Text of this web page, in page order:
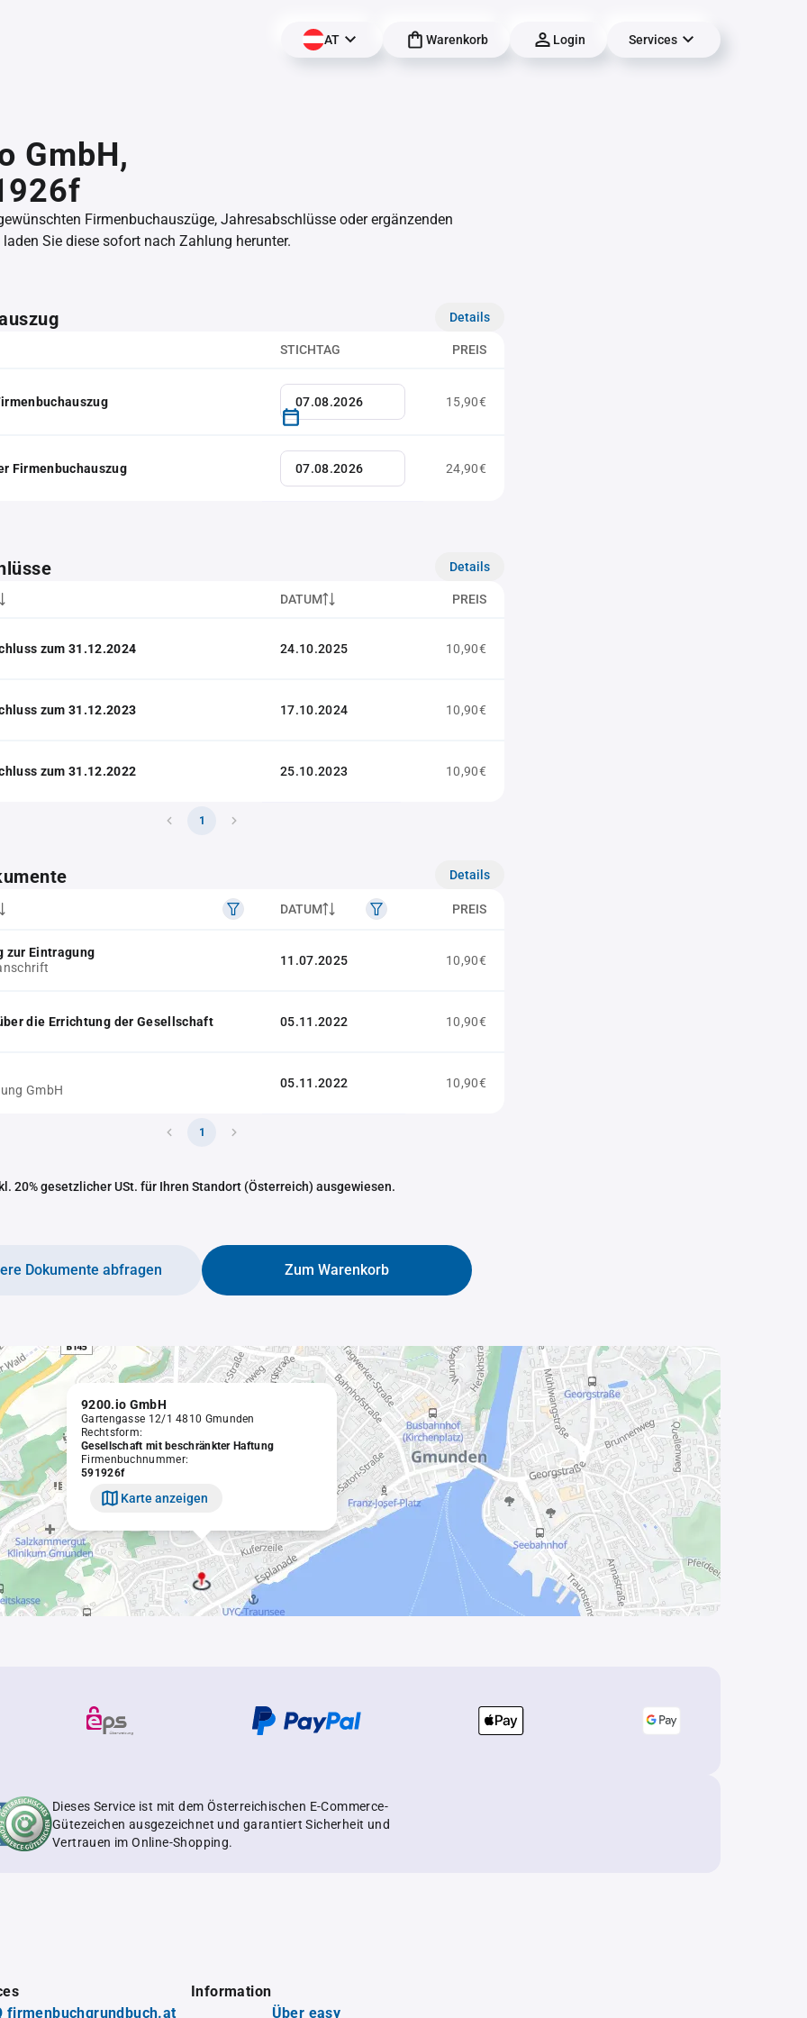
AT Warenkorb Login Services
GmbH,
Firmenbuchauszüge, Jahresabschlüsse oder ergänzenden
Sie diese sofort nach Zahlung herunter.
Details
STICHTAG PREIS
15,90€
Firmenbuchauszug 24,90€
Details
DATUM PREIS
zum 31.12.2024 24.10.2025 10,90€
zum 31.12.2023 17.10.2024 10,90€
zum 31.12.2022 25.10.2023 10,90€
1
Details
DATUM PREIS
zur Eintragung
11.07.2025 10,90€
die Errichtung der Gesellschaft 05.11.2022 10,90€
GmbH 05.11.2022 10,90€
1
20% gesetzlicher USt. für Ihren Standort (Österreich) ausgewiesen.
Zum Warenkorb
Dokumente abfragen
9200.io GmbH
Gartengasse 12/1 4810 Gmunden
Rechtsform:
Gesellschaft mit beschränkter Haftung
Firmenbuchnummer:
591926f
Karte anzeigen
Dieses Service ist mit dem Österreichischen E-Commerce-
Gütezeichen ausgezeichnet und garantiert Sicherheit und
Vertrauen im Online-Shopping.
firmenbuchgrundbuch.at
Information
Über easy